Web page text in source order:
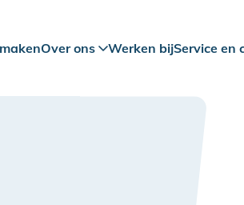
Over ons Werken bijService en